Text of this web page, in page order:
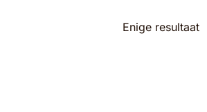
Enige resultaat